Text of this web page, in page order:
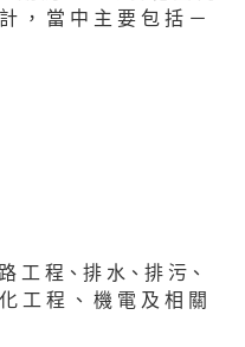
， 當 中 主 要 包 括 －
工 程、排 水、排 污、
工 程 、 機 電 及 相 關